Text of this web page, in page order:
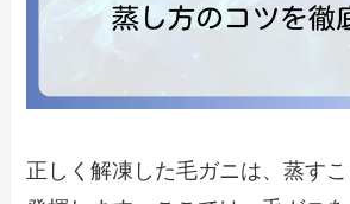
正しく解凍した毛ガニは、蒸す